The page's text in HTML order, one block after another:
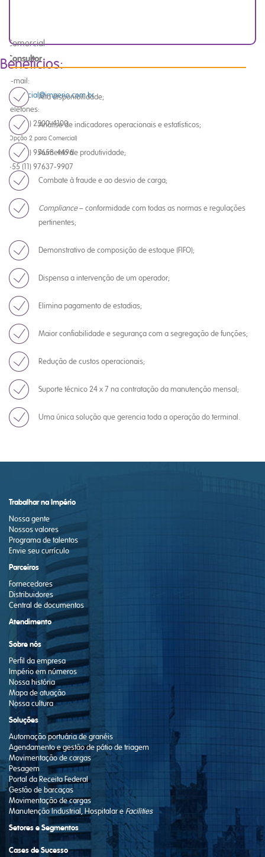
Comercial
Consultor
E-mail:
comercial@imperio.com.br
Telefones:
+55 (11) 2500-4100
(Opção 2 para Comercial)
+55 (11) 95658-4496
+55 (11) 97637-9907
Benefícios:
Alta disponibilidade;
Análise de indicadores operacionais e estatísticos;
Aumento de produtividade;
Combate à fraude e ao desvio de carga;
Compliance– conformidade com todas as normas e regulações
pertinentes;
Demonstrativo de composição de estoque (FIFO);
Dispensa a intervenção de um operador;
Elimina pagamento de estadias;
Maior confiabilidade e segurança com a segregação de funções;
Redução de custos operacionais;
Suporte técnico 24 x 7 na contratação da manutenção mensal;
Uma única solução que gerencia toda a operação do terminal.
Trabalhar na Império
Nossa gente
Nossos valores
Programa de talentos
Envie seu currículo
Parceiros
Fornecedores
Distribuidores
Central de documentos
Atendimento
Sobre nós
Perfil da empresa
Império em números
Nossa história
Mapa de atuação
Nossa cultura
Soluções
Automação portuária de granéis
Agendamento e gestão de pátio de triagem
Movimentação de cargas
Pesagem
Portal da Receita Federal
Gestão de barcaças
Movimentação de cargas
Manutenção Industrial, Hospitalar e Facilities
Setores e Segmentos
Cases de Sucesso